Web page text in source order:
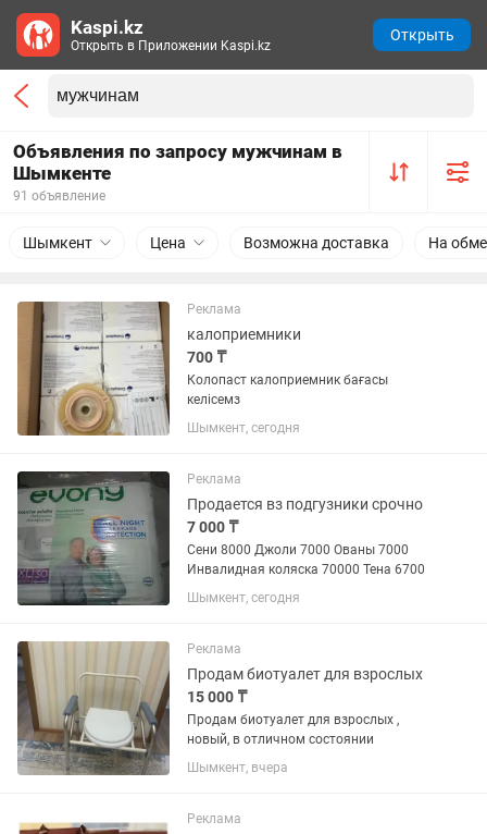
Объявления по запросу мужчинам в
Шымкенте
91 объявление
Шымкент Цена Возможна доставка На
Реклама
калоприемники
700 ₸
Колопаст калоприемник бағасы
келісемз
Шымкент, сегодня
Реклама
Продается вз подгузники срочно
7 000 ₸
Сени 8000 Джоли 7000 Ованы 7000
Инвалидная коляска 70000 Тена 6700
Шымкент, сегодня
Реклама
Продам биотуалет для взрослых
15 000 ₸
Продам биотуалет для взрослых ,
новый, в отличном состоянии
Шымкент, вчера
Реклама
Kaspi.kz
Открыть в Приложении Kaspi.kz
Открыть